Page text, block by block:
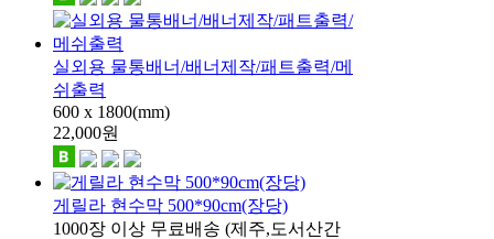
실외용 물통배너/배너제작/패트출력/메
쉬출력
600 x 1800(mm)
22,000원
게릴라 현수막 500*90cm(장당)
1000장 이상 무료배송 (제주,도서산간